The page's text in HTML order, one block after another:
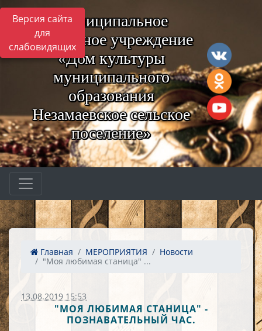
Версия сайта
для
слабовидящих
Муниципальное
бюджетное учреждение
«Дом культуры
муниципального
образования
Незамаевское сельское
поселение»
Главная МЕРОПРИЯТИЯ
Новости
"Моя любимая станица" ...
13.08.2019 15:53
"МОЯ ЛЮБИМАЯ СТАНИЦА" -
ПОЗНАВАТЕЛЬНЫЙ ЧАС.